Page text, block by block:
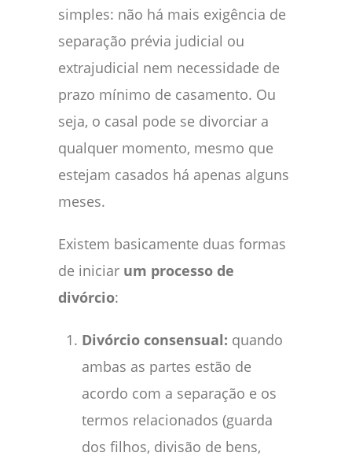
simples: não há mais exigência de
separação prévia judicial ou
extrajudicial nem necessidade de
prazo mínimo de casamento. Ou
seja, o casal pode se divorciar a
qualquer momento, mesmo que
estejam casados há apenas alguns
meses.
Existem basicamente duas formas
de iniciar um processo de
divórcio:
Divórcio consensual: quando
ambas as partes estão de
acordo com a separação e os
termos relacionados (guarda
dos filhos, divisão de bens,